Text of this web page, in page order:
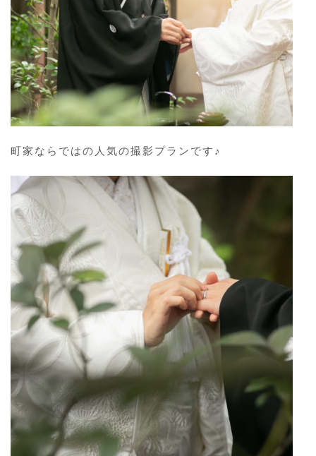
町家ならではの人気の撮影プランです♪